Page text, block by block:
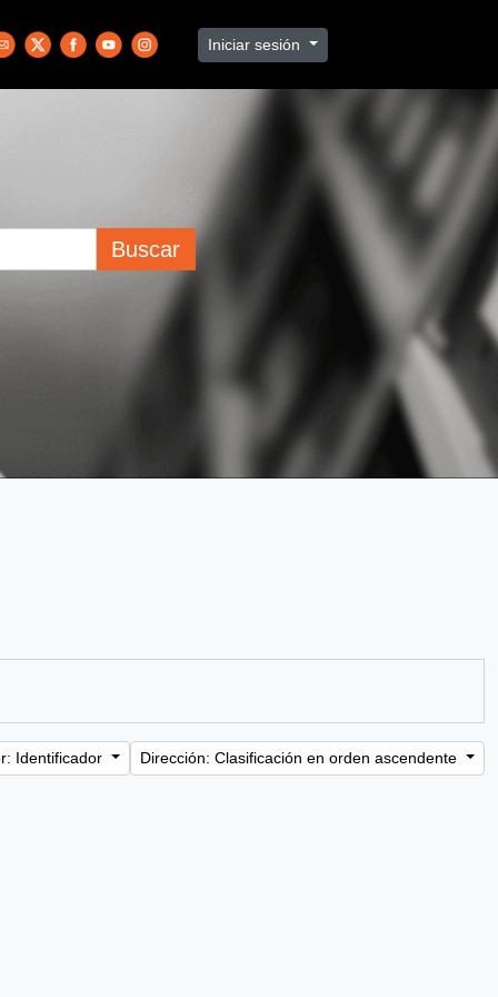
Iniciar sesión
Buscar
Identificador Dirección: Clasificación en orden ascendente